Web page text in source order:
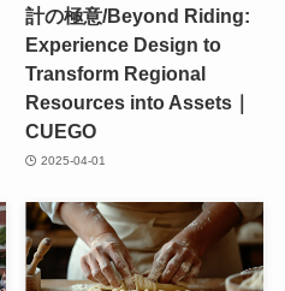
計の極意/Beyond Riding:
Experience Design to
Transform Regional
Resources into Assets｜
CUEGO
2025-04-01